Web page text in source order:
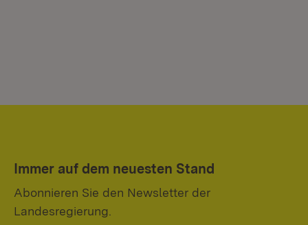
Immer auf dem neuesten Stand
Abonnieren Sie den Newsletter der
Landesregierung.